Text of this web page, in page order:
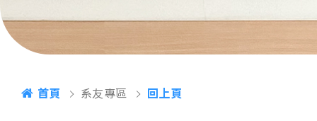
首頁 系友專區 回上頁